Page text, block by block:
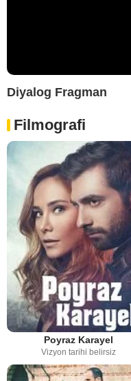
Diyalog Fragman
Filmografi
Poyraz Karayel
Vizyon tarihi belirsiz